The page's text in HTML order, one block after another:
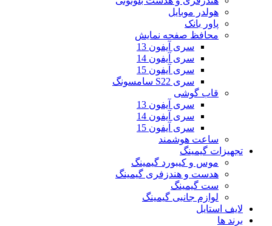
هولدر موبایل
پاور بانک
محافظ صفحه نمایش
سری آیفون 13
سری آیفون 14
سری آیفون 15
سری S22 سامسونگ
قاب گوشی
سری آیفون 13
سری آیفون 14
سری آیفون 15
ساعت هوشمند
تجهیزات گیمینگ
موس و کیبورد گیمینگ
هدست و هندزفری گیمینگ
ست گیمینگ
لوازم جانبی گیمینگ
لایف استایل
برند ها